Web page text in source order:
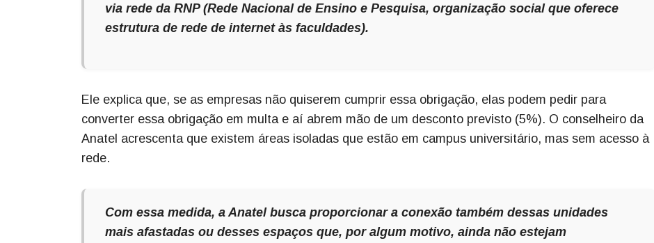
via rede da RNP (Rede Nacional de Ensino e Pesquisa, organização social que oferece
estrutura de rede de internet às faculdades).
Ele explica que, se as empresas não quiserem cumprir essa obrigação, elas podem pedir para
converter essa obrigação em multa e aí abrem mão de um desconto previsto (5%). O conselheiro da
Anatel acrescenta que existem áreas isoladas que estão em campus universitário, mas sem acesso à
rede.
Com essa medida, a Anatel busca proporcionar a conexão também dessas unidades
mais afastadas ou desses espaços que, por algum motivo, ainda não estejam